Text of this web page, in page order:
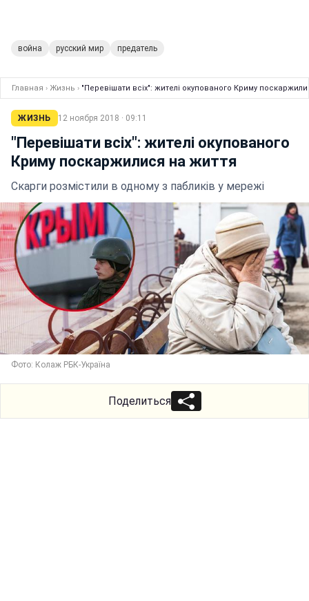
война русский мир предатель
Главная › Жизнь › "Перевішати всіх": жителі окупованого Криму
ЖИЗНЬ 12 ноября 2018 · 09:11
"Перевішати всіх": жителі окупованого
Криму поскаржилися на життя
Скарги розмістили в одному з пабликів у мережі
Фото: Колаж РБК-Україна
Поделиться